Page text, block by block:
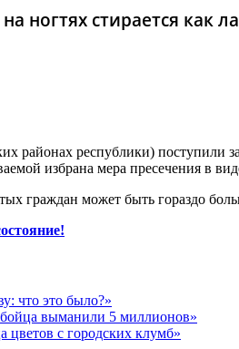
ногтях стирается
районах республики)
избрана мера пресечения в
граждан может быть гораздо
что это было?»
выманили 5 миллионов»
цветов с городских клумб»